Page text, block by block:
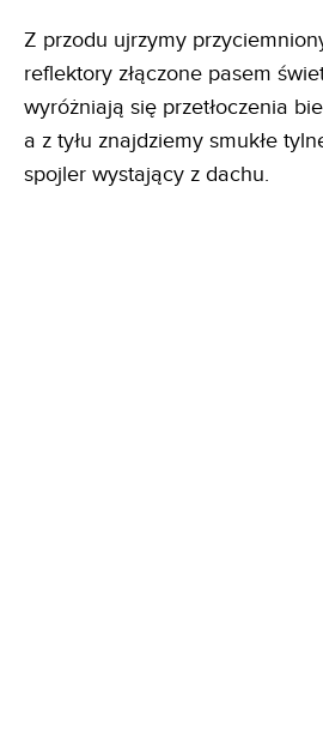
Z przodu ujrzymy
reflektory złączone pasem
wyróżniają się przetłoczenia
a z tyłu znajdziemy smukłe
spojler wystający z dachu.